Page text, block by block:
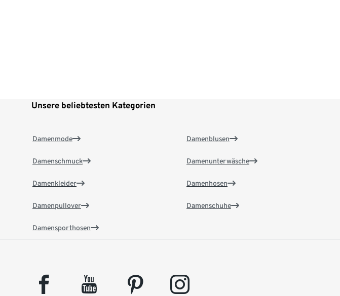
Unsere beliebtesten Kategorien
Damenmode
Damenschmuck
Damenkleider
Damenpullover
Damensporthosen
Damenblusen
Damenunterwäsche
Damenhosen
Damenschuhe
facebook youtube pinterest instagram